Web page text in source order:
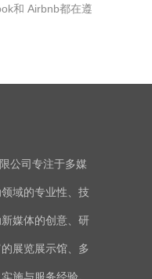
和 Airbnb都在遵
公司专注于多媒
域的专业性、技
媒体的创意、研
展览展示馆、多
施与服务经验。